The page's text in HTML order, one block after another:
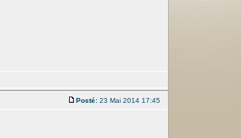
Posté: 23 Mai 2014 17:45